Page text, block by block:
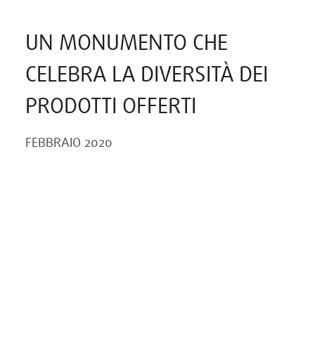
UN MONUMENTO CHE
CELEBRA LA DIVERSITÀ DEI
PRODOTTI OFFERTI
FEBBRAIO 2020